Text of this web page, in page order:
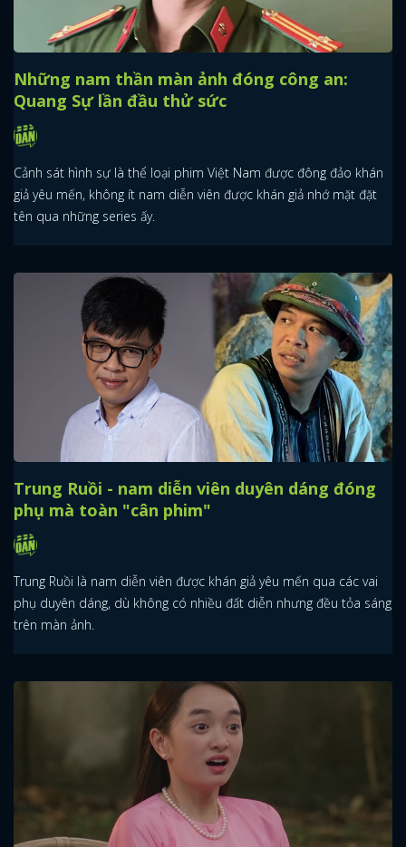
Những nam thần màn ảnh đóng công an:
Quang Sự lần đầu thử sức
Cảnh sát hình sự là thể loại phim Việt Nam được đông đảo khán
giả yêu mến, không ít nam diễn viên được khán giả nhớ mặt đặt
tên qua những series ấy.
Trung Ruồi - nam diễn viên duyên dáng đóng
phụ mà toàn "cân phim"
Trung Ruồi là nam diễn viên được khán giả yêu mến qua các vai
phụ duyên dáng, dù không có nhiều đất diễn nhưng đều tỏa sáng
trên màn ảnh.